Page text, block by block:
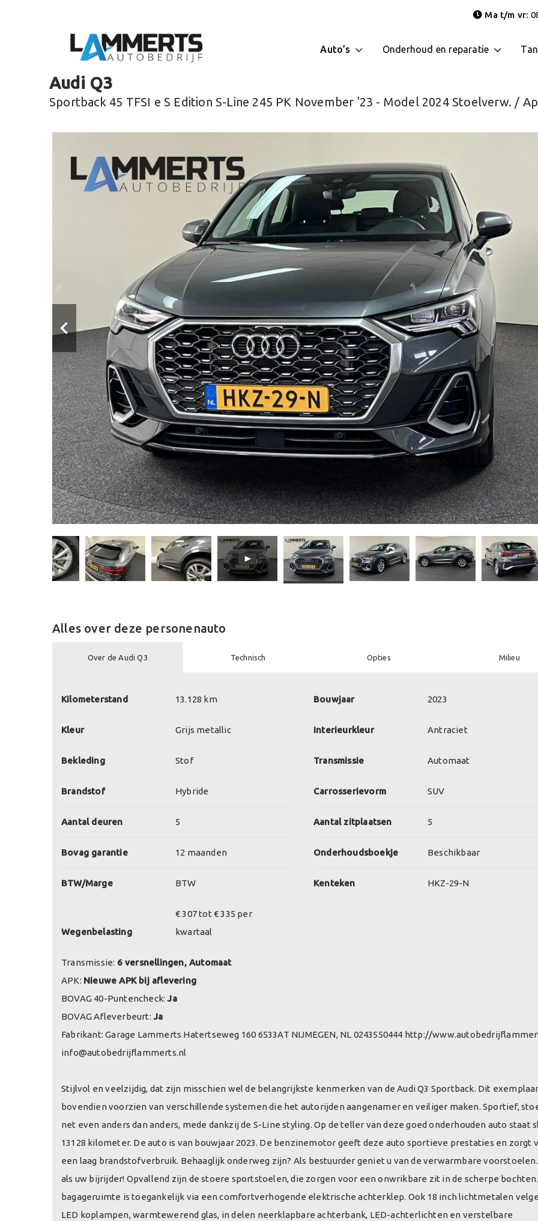
Ma t/m vr:
Auto’s Onderhoud en reparatie
Audi Q3
Sportback 45 TFSI e S Edition S-Line 245 PK November '23 - Model 2024 Stoelverw. /
Alles over deze personenauto
Over de Audi Q3 Technisch Opties Milieu
Kilometerstand 13.128 km Bouwjaar 2023
Kleur Grijs metallic Interieurkleur Antraciet
Bekleding Stof Transmissie Automaat
Brandstof Hybride Carrosserievorm SUV
Aantal deuren 5 Aantal zitplaatsen 5
Bovag garantie 12 maanden Onderhoudsboekje Beschikbaar
BTW/Marge BTW Kenteken HKZ-29-N
Wegenbelasting
€ 307 tot € 335 per
kwartaal
Transmissie: 6 versnellingen, Automaat
APK: Nieuwe APK bij aflevering
BOVAG 40-Puntencheck:Ja
BOVAG Afleverbeurt: Ja
Fabrikant: Garage Lammerts Hatertseweg 160 6533AT NIJMEGEN, NL 0243550444 http://
info@autobedrijflammerts.nl
Stijlvol en veelzijdig, dat zijn misschien wel de belangrijkste kenmerken van de Audi Q3 Sportback. Dit
bovendien voorzien van verschillende systemen die het autorijden aangenamer en veiliger maken. Sportief,
net even anders dan anders, mede dankzij de S-Line styling. Op de teller van deze goed onderhouden auto staat
13128 kilometer. De auto is van bouwjaar 2023. De benzinemotor geeft deze auto sportieve prestaties en zorgt
een laag brandstofverbruik. Behaaglijk onderweg zijn? Als bestuurder geniet u van de verwarmbare
als uw bijrijder! Opvallend zijn de stoere sportstoelen, die zorgen voor een onwrikbare zit in de scherpe
bagageruimte is toegankelijk via een comfortverhogende elektrische achterklep. Ook 18 inch lichtmetalen
LED koplampen, warmtewerend glas, in delen neerklapbare achterbank, LED-achterlichten en verstelbare